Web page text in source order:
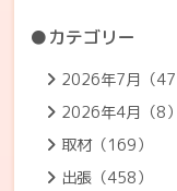
●カテゴリー
2026年7月（47
2026年4月（8）
取材（169）
出張（458）